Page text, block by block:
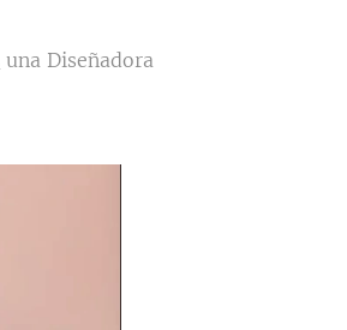
una Diseñadora